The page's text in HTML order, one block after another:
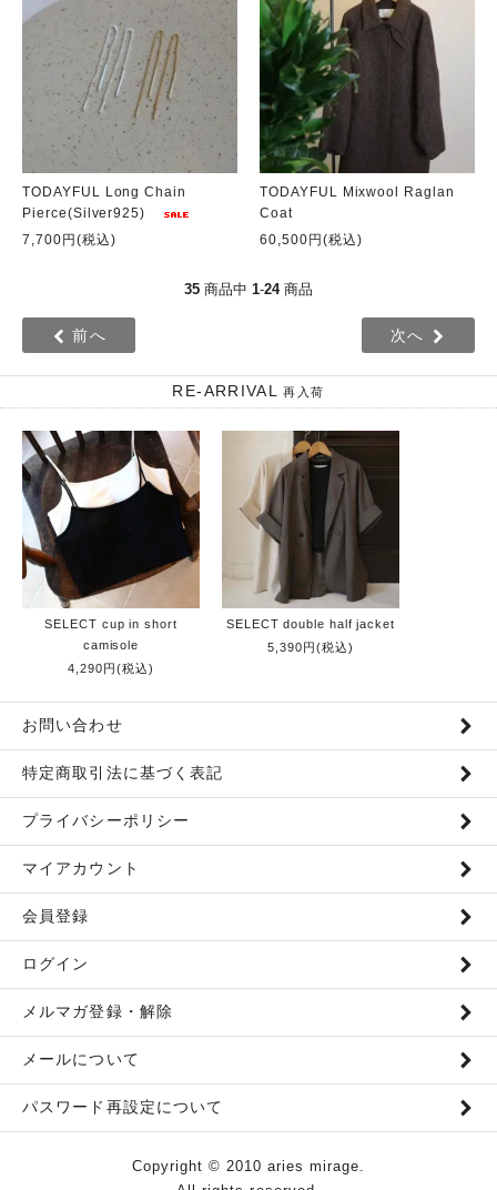
TODAYFUL Long Chain
Pierce(Silver925)
7,700円(税込)
TODAYFUL Mixwool Raglan
Coat
60,500円(税込)
35 商品中 1-24商品
前へ 次へ
RE-ARRIVAL再入荷
SELECT cup in short
camisole
4,290円(税込)
SELECT double half jacket
5,390円(税込)
お問い合わせ
特定商取引法に基づく表記
プライバシーポリシー
マイアカウント
会員登録
ログイン
メルマガ登録・解除
メールについて
パスワード再設定について
Copyright © 2010 aries mirage.